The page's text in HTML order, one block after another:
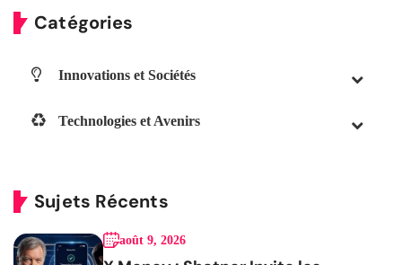
Catégories
Innovations et Sociétés
Technologies et Avenirs
Sujets Récents
août 9, 2026